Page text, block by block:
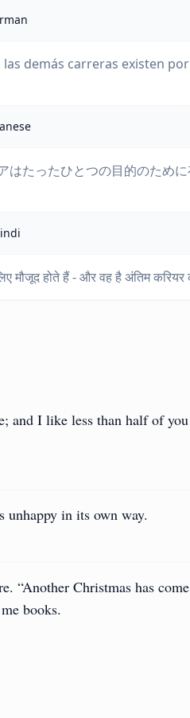
demás carreras existen
たったひとつの目的のため
मौजूद होते हैं - और वह है अंतिम करियर
and I like less than half of
in its own way.
“Another Christmas has
books.